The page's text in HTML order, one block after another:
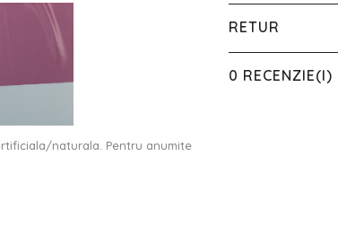
naturala. Pentru anumite
RETUR
0 RECENZIE(I)